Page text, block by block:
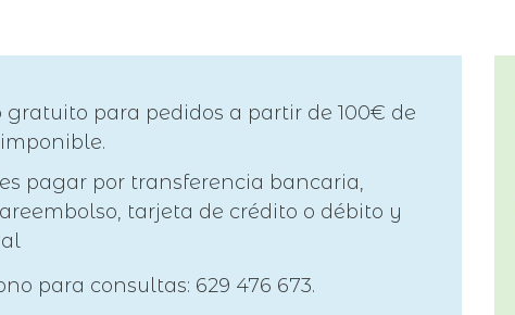
gratuito para pedidos a partir de 100€ de
pagar por transferencia bancaria,
tarjeta de crédito o débito y
para consultas: 629 476 673.